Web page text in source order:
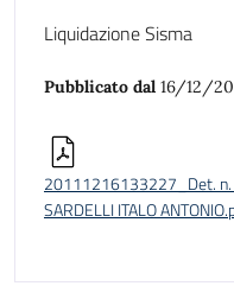
Liquidazione Sisma
Pubblicato dal 16/12/
20111216133227_Det.
SARDELLI ITALO